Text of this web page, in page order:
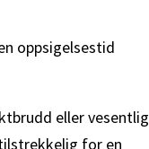
oppsigelsestid
eller vesentlig
for en